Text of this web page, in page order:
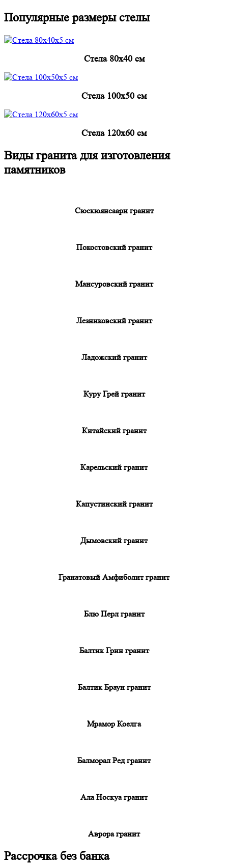
Популярные размеры стелы
Cтела 80x40 см
Cтела 100x50 см
Cтела 120x60 см
Виды гранита для изготовления
памятников
Сюскюянсаари гранит
Покостовский гранит
Мансуровский гранит
Лезниковский гранит
Ладожский гранит
Куру Грей гранит
Китайский гранит
Карельский гранит
Капустинский гранит
Дымовский гранит
Гранатовый Амфиболит гранит
Блю Перл гранит
Балтик Грин гранит
Балтик Браун гранит
Мрамор Коелга
Балморал Ред гранит
Ала Носкуа гранит
Аврора гранит
Рассрочка без банка